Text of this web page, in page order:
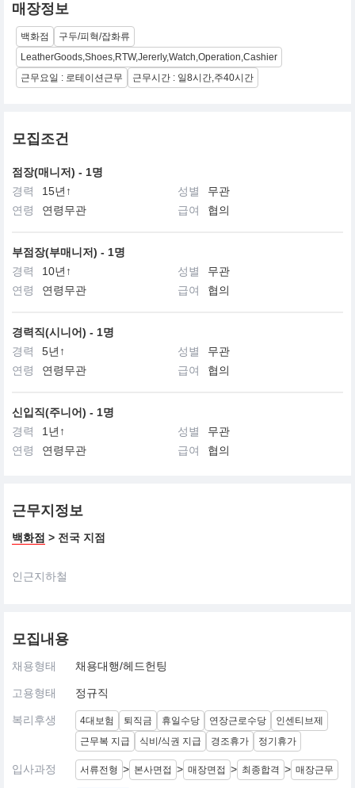
매장정보
백화점
구두/피혁/잡화류
LeatherGoods,Shoes,RTW,Jererly,Watch,Operation,Cashier
근무요일 : 로테이션근무
근무시간 : 일8시간,주40시간
모집조건
점장(매니저) - 1명
경력
15년↑ 성별
무관
연령
연령무관 급여 협의
부점장(부매니저) - 1명
경력
10년↑ 성별
무관
연령
연령무관 급여 협의
경력직(시니어) - 1명
경력
5년↑ 성별
무관
연령
연령무관 급여 협의
신입직(주니어) - 1명
경력
1년↑ 성별
무관
연령
연령무관 급여 협의
근무지정보
백화점 > 전국 지점
인근지하철
모집내용
채용형태 채용대행/헤드헌팅
고용형태 정규직
복리후생 4대보험 퇴직금 휴일수당 연장근로수당
인센티브제
근무복 지급
식비/식권 지급 경조휴가 정기휴가
입사과정 서류전형 > 본사면접 > 매장면접 > 최종합격 > 매장근무